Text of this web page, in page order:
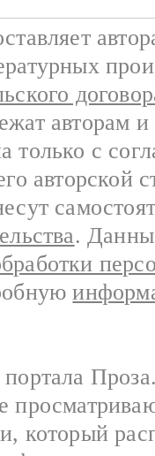
авторам
только с
авторской
.
который